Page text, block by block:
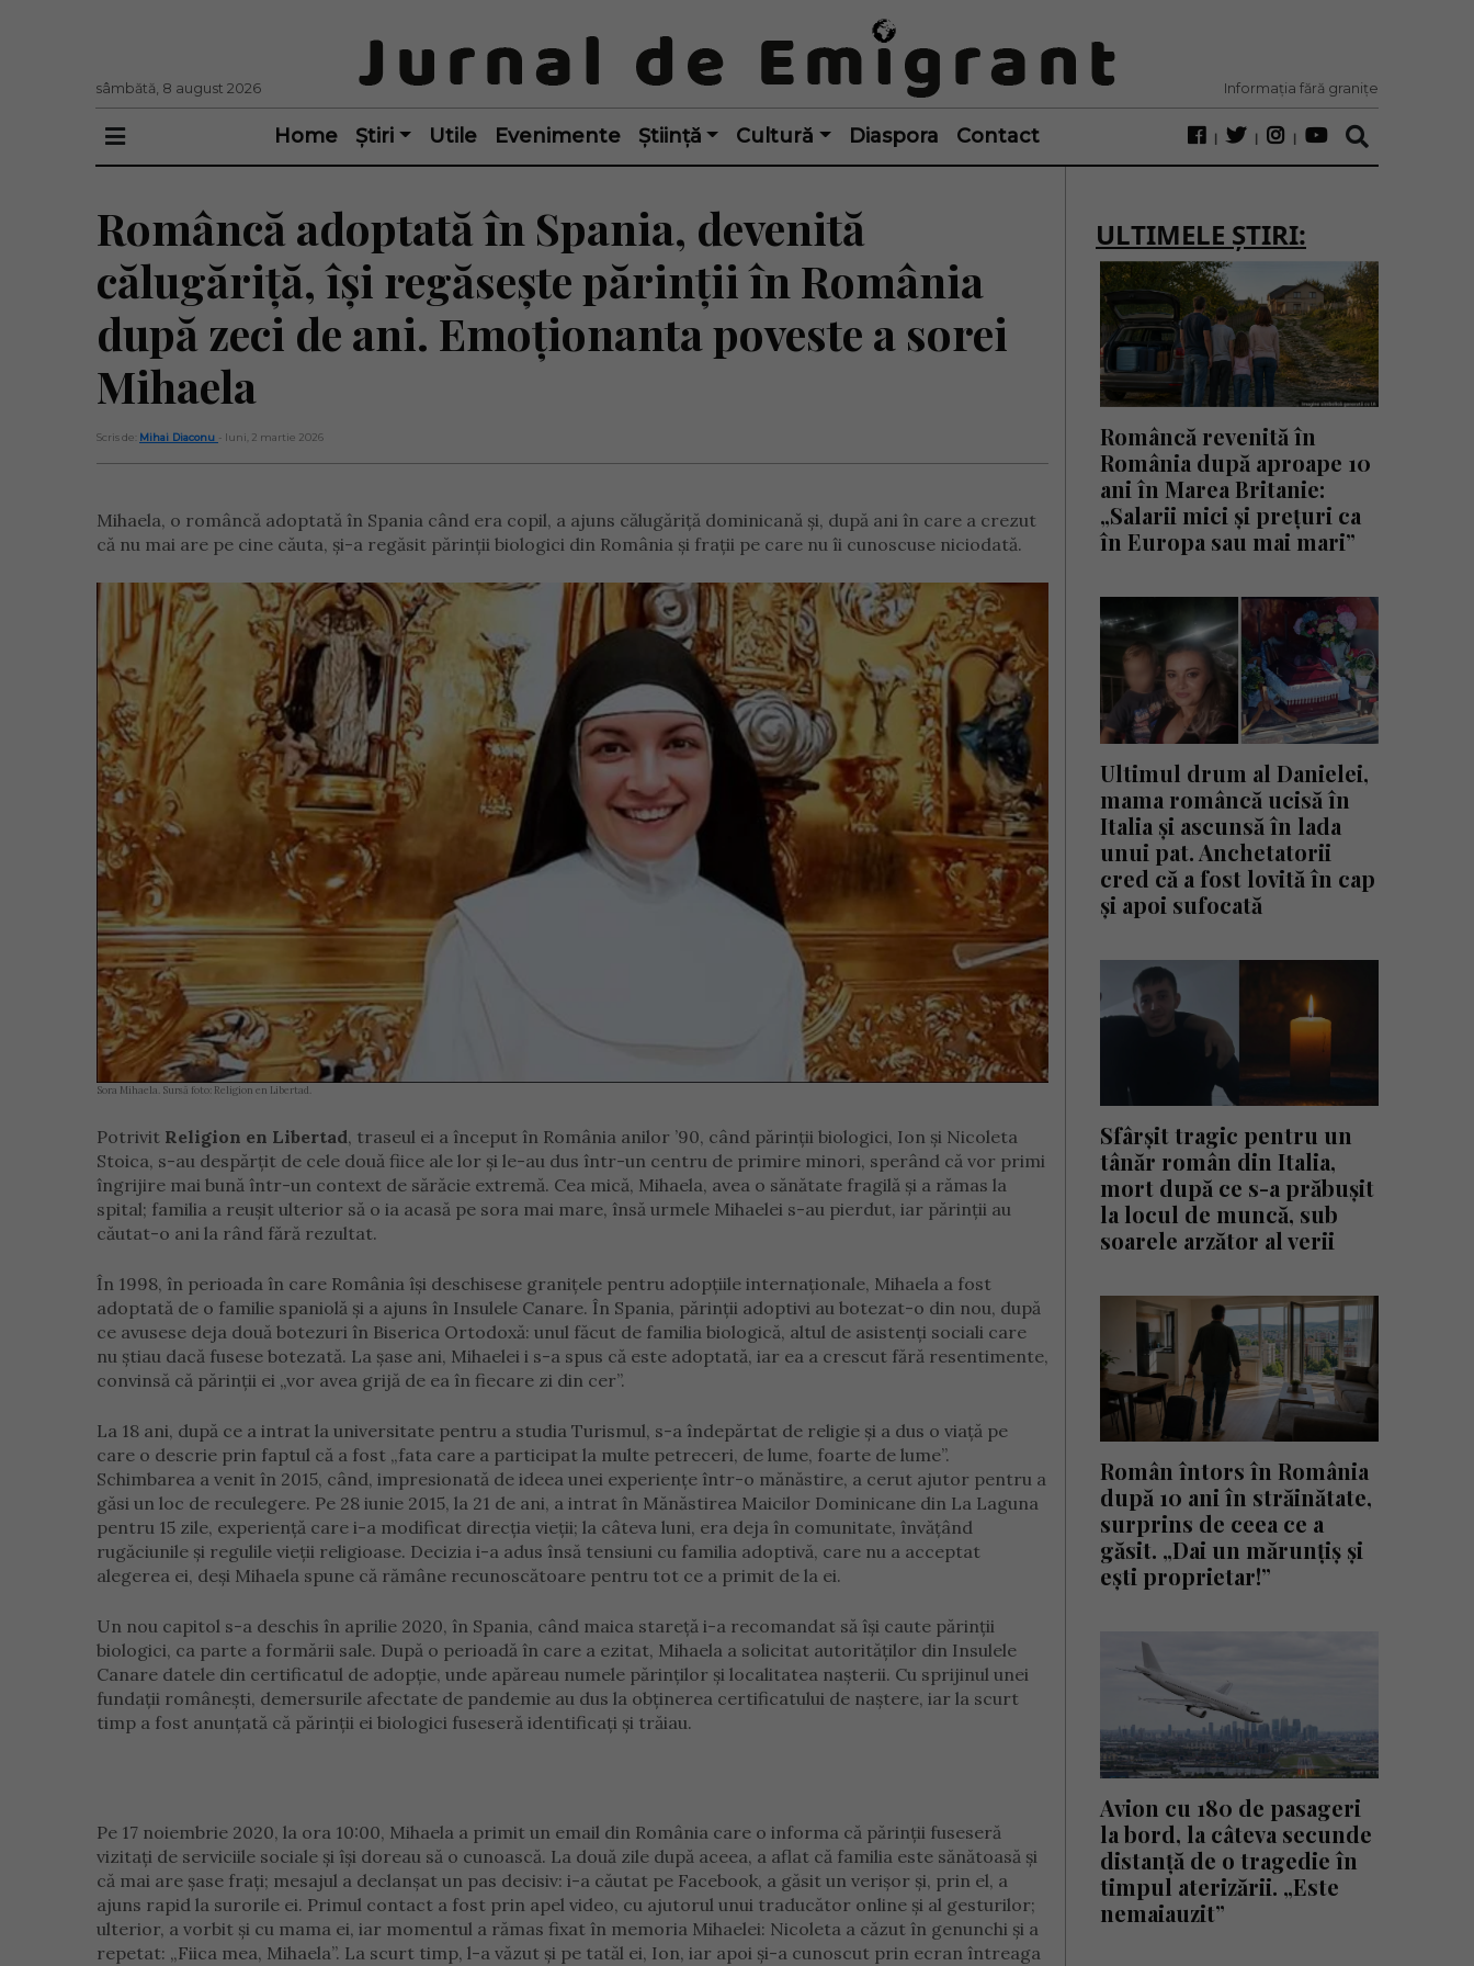
sâmbătă, 8 august 2026 Informația fără granițe
Home Știri Utile Evenimente Știință Cultură Diaspora Contact
Româncă adoptată în Spania, devenită
călugăriță, își regăsește părinții în România
după zeci de ani. Emoționanta poveste a sorei
Mihaela
Scris de: Mihai Diaconu - luni, 2 martie 2026
Mihaela, o româncă adoptată în Spania când era copil, a ajuns călugăriță dominicană și, după ani în care a crezut
că nu mai are pe cine căuta, și-a regăsit părinții biologici din România și frații pe care nu îi cunoscuse niciodată.
Sora Mihaela. Sursă foto: Religion en Libertad.
Potrivit Religion en Libertad, traseul ei a început în România anilor ’90, când părinții biologici, Ion și Nicoleta
Stoica, s-au despărțit de cele două fiice ale lor și le-au dus într-un centru de primire minori, sperând că vor primi
îngrijire mai bună într-un context de sărăcie extremă. Cea mică, Mihaela, avea o sănătate fragilă și a rămas la
spital; familia a reușit ulterior să o ia acasă pe sora mai mare, însă urmele Mihaelei s-au pierdut, iar părinții au
căutat-o ani la rând fără rezultat.
În 1998, în perioada în care România își deschisese granițele pentru adopțiile internaționale, Mihaela a fost
adoptată de o familie spaniolă și a ajuns în Insulele Canare. În Spania, părinții adoptivi au botezat-o din nou, după
ce avusese deja două botezuri în Biserica Ortodoxă: unul făcut de familia biologică, altul de asistenți sociali care
nu știau dacă fusese botezată. La șase ani, Mihaelei i s-a spus că este adoptată, iar ea a crescut fără resentimente,
convinsă că părinții ei „vor avea grijă de ea în fiecare zi din cer”.
La 18 ani, după ce a intrat la universitate pentru a studia Turismul, s-a îndepărtat de religie și a dus o viață pe
care o descrie prin faptul că a fost „fata care a participat la multe petreceri, de lume, foarte de lume”.
Schimbarea a venit în 2015, când, impresionată de ideea unei experiențe într-o mănăstire, a cerut ajutor pentru a
găsi un loc de reculegere. Pe 28 iunie 2015, la 21 de ani, a intrat în Mănăstirea Maicilor Dominicane din La Laguna
pentru 15 zile, experiență care i-a modificat direcția vieții; la câteva luni, era deja în comunitate, învățând
rugăciunile și regulile vieții religioase. Decizia i-a adus însă tensiuni cu familia adoptivă, care nu a acceptat
alegerea ei, deși Mihaela spune că rămâne recunoscătoare pentru tot ce a primit de la ei.
Un nou capitol s-a deschis în aprilie 2020, în Spania, când maica stareță i-a recomandat să își caute părinții
biologici, ca parte a formării sale. După o perioadă în care a ezitat, Mihaela a solicitat autorităților din Insulele
Canare datele din certificatul de adopție, unde apăreau numele părinților și localitatea nașterii. Cu sprijinul unei
fundații românești, demersurile afectate de pandemie au dus la obținerea certificatului de naștere, iar la scurt
timp a fost anunțată că părinții ei biologici fuseseră identificați și trăiau.
Pe 17 noiembrie 2020, la ora 10:00, Mihaela a primit un email din România care o informa că părinții fuseseră
vizitați de serviciile sociale și își doreau să o cunoască. La două zile după aceea, a aflat că familia este sănătoasă și
că mai are șase frați; mesajul a declanșat un pas decisiv: i-a căutat pe Facebook, a găsit un verișor și, prin el, a
ajuns rapid la surorile ei. Primul contact a fost prin apel video, cu ajutorul unui traducător online și al gesturilor;
ulterior, a vorbit și cu mama ei, iar momentul a rămas fixat în memoria Mihaelei: Nicoleta a căzut în genunchi și a
repetat: „Fiica mea, Mihaela”. La scurt timp, l-a văzut și pe tatăl ei, Ion, iar apoi și-a cunoscut prin ecran întreaga
ULTIMELE ȘTIRI:
Româncă revenită în
România după aproape 10
ani în Marea Britanie:
„Salarii mici și prețuri ca
în Europa sau mai mari”
Ultimul drum al Danielei,
mama româncă ucisă în
Italia și ascunsă în lada
unui pat. Anchetatorii
cred că a fost lovită în cap
și apoi sufocată
Sfârșit tragic pentru un
tânăr român din Italia,
mort după ce s-a prăbușit
la locul de muncă, sub
soarele arzător al verii
Român întors în România
după 10 ani în străinătate,
surprins de ceea ce a
găsit. „Dai un mărunțiș și
ești proprietar!”
Avion cu 180 de pasageri
la bord, la câteva secunde
distanță de o tragedie în
timpul aterizării. „Este
nemaiauzit”